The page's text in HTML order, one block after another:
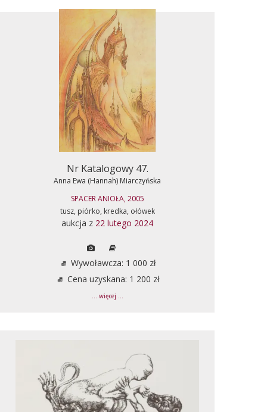
Nr Katalogowy 47.
Anna Ewa (Hannah) Miarczyńska
SPACER ANIOŁA, 2005
tusz, piórko, kredka, ołówek
aukcja z 22 lutego 2024
Wywoławcza: 1 000 zł
Cena uzyskana: 1 200 zł
... więcej ...